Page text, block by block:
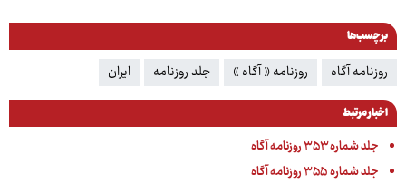
برچسب‌ها
روزنامه آگاه روزنامه « آگاه » جلد روزنامه ایران
اخبار مرتبط
جلد شماره ۳۵۳ روزنامه آگاه
جلد شماره ۳۵۵ روزنامه آگاه